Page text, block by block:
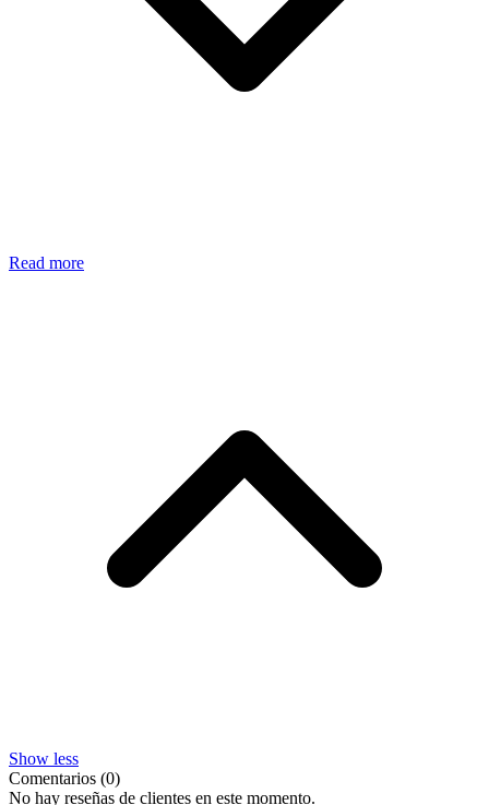
Read more
Show less
Comentarios (0)
No hay reseñas de clientes en este momento.